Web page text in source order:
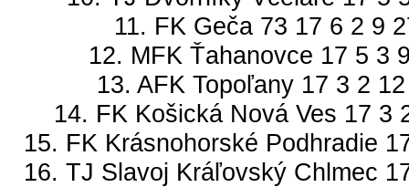
11. FK Geča 73 17 6 2 9
12. MFK Ťahanovce 17 5 3
13. AFK Topoľany 17 3 2
14. FK Košická Nová Ves 17 3
15. FK Krásnohorské Podhradie
16. TJ Slavoj Kráľovský Chlmec